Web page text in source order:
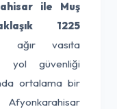
ile Muş
1225
vasıta
yol güvenliği
ortalama bir